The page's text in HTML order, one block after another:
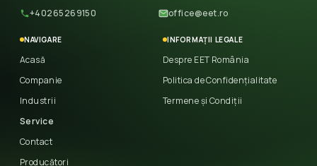
+40265269150 office@eet.ro
NAVIGARE
Acasă
Companie
Industrii
Service
Contact
Producători
INFORMAȚII LEGALE
Despre EET România
Politica de Confidențialitate
Termene și Condiții